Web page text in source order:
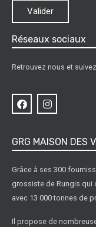
Valider
Réseaux sociaux
Retrouvez nous et
GRG MAISON DES
Grâce à ses 300
grossiste de Rungis qui
avec 13 000 tonnes de
Il propose de